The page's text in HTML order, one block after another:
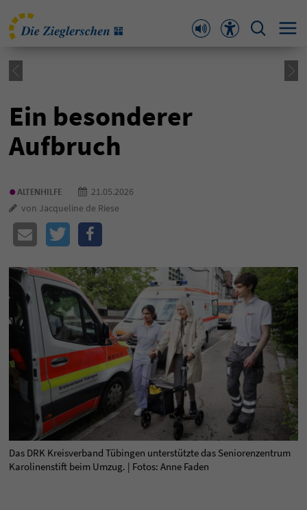
Ein besonderer
Aufbruch
•ALTENHILFE
21.05.2026
von Jacqueline de Riese
Das DRK Kreisverband Tübingen unterstützte das Seniorenzentrum
Karolinenstift beim Umzug. | Fotos: Anne Faden